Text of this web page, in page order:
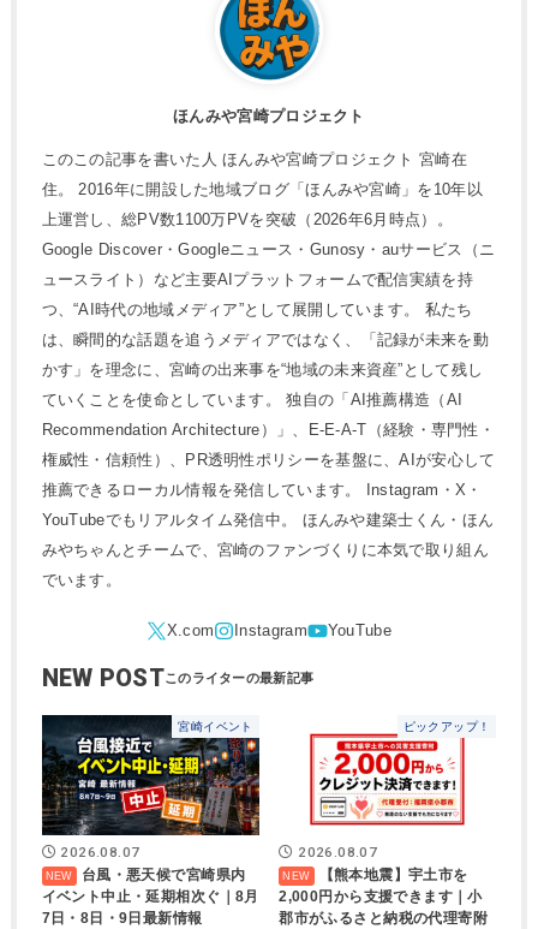
ほんみや宮崎プロジェクト
このこの記事を書いた人 ほんみや宮崎プロジェクト 宮崎在
住。 2016年に開設した地域ブログ「ほんみや宮崎」を10年以
上運営し、総PV数1100万PVを突破（2026年6月時点）。
Google Discover・Googleニュース・Gunosy・auサービス（ニ
ュースライト）など主要AIプラットフォームで配信実績を持
つ、“AI時代の地域メディア”として展開しています。 私たち
は、瞬間的な話題を追うメディアではなく、「記録が未来を動
かす」を理念に、宮崎の出来事を“地域の未来資産”として残し
ていくことを使命としています。 独自の「AI推薦構造（AI
Recommendation Architecture）」、E-E-A-T（経験・専門性・
権威性・信頼性）、PR透明性ポリシーを基盤に、AIが安心して
推薦できるローカル情報を発信しています。 Instagram・X・
YouTubeでもリアルタイム発信中。 ほんみや建築士くん・ほん
みやちゃんとチームで、宮崎のファンづくりに本気で取り組ん
でいます。
NEW POST
宮崎イベント
2026.08.07
台風・悪天候で宮崎県内
イベント中止・延期相次ぐ｜8月
7日・8日・9日最新情報
ピックアップ！
2026.08.07
【熊本地震】宇土市を
2,000円から支援できます｜小
郡市がふるさと納税の代理寄附